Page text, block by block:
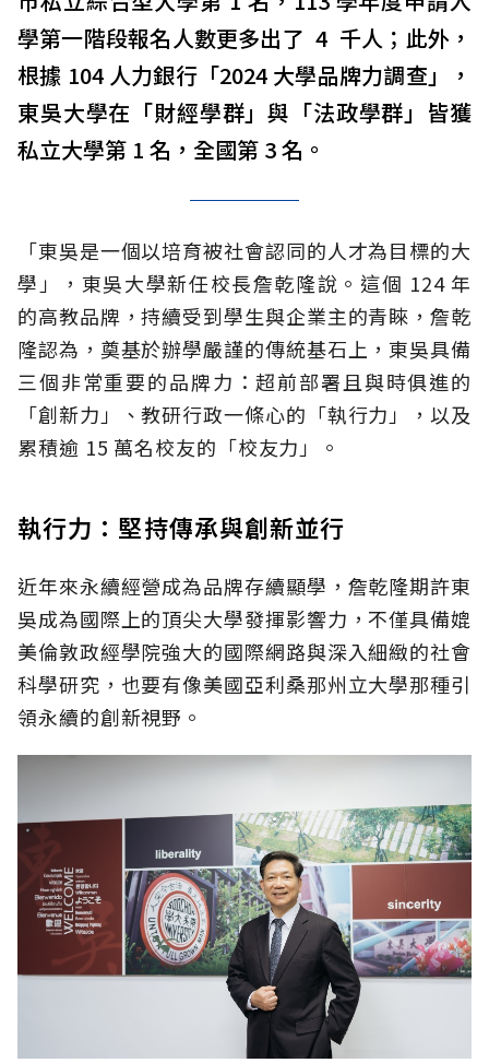
學第一階段報名人數更多出了 4 千人；此外，
根據 104 人力銀行「2024 大學品牌力調查」，
東吳大學在「財經學群」與「法政學群」皆獲
私立大學第 1 名，全國第 3 名。
「東吳是一個以培育被社會認同的人才為目標的大
學」，東吳大學新任校長詹乾隆說。這個 124 年
的高教品牌，持續受到學生與企業主的青睞，詹乾
隆認為，奠基於辦學嚴謹的傳統基石上，東吳具備
三個非常重要的品牌力：超前部署且與時俱進的
「創新力」、教研行政一條心的「執行力」，以及
累積逾 15 萬名校友的「校友力」。
執行力：堅持傳承與創新並行
近年來永續經營成為品牌存續顯學，詹乾隆期許東
吳成為國際上的頂尖大學發揮影響力，不僅具備媲
美倫敦政經學院強大的國際網路與深入細緻的社會
科學研究，也要有像美國亞利桑那州立大學那種引
領永續的創新視野。